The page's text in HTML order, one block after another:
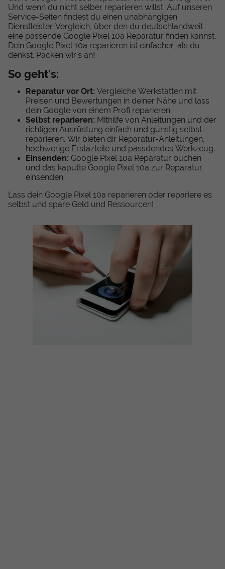
Und wenn du nicht selber reparieren willst: Auf unseren
Service-Seiten findest du einen unabhängigen
Dienstleister-Vergleich, über den du deutschlandweit
eine passende Google Pixel 10a Reparatur finden kannst.
Dein Google Pixel 10a reparieren ist einfacher, als du
denkst. Packen wir's an!
So geht's:
Reparatur vor Ort:Vergleiche Werkstätten mit
Preisen und Bewertungen in deiner Nähe und lass
dein Google von einem Profi reparieren.
Selbst reparieren: Mithilfe von Anleitungen und der
richtigen Ausrüstung einfach und günstig selbst
reparieren. Wir bieten dir Reparatur-Anleitungen,
hochwerige Erstazteile und passdendes Werkzeug.
Einsenden:Google Pixel 10a Reparatur buchen
und das kaputte Google Pixel 10a zur Reparatur
einsenden.
Lass dein Google Pixel 10a reparieren oder repariere es
selbst und spare Geld und Ressourcen!